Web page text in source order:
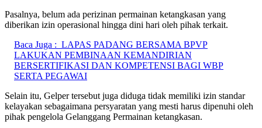
Pasalnya, belum ada perizinan permainan ketangkasan yang
diberikan izin operasional hingga dini hari oleh pihak terkait.
Baca Juga : LAPAS PADANG BERSAMA BPVP
LAKUKAN PEMBINAAN KEMANDIRIAN
BERSERTIFIKASI DAN KOMPETENSI BAGI WBP
SERTA PEGAWAI
Selain itu, Gelper tersebut juga diduga tidak memiliki izin standar
kelayakan sebagaimana persyaratan yang mesti harus dipenuhi oleh
pihak pengelola Gelanggang Permainan ketangkasan.